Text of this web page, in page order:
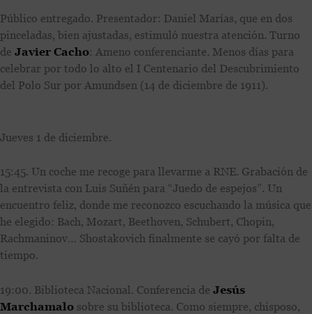
Público entregado. Presentador: Daniel Marías, que en dos
pinceladas, bien ajustadas, estimuló nuestra atención. Turno
de Javier Cacho: Ameno conferenciante. Menos días para
celebrar por todo lo alto el I Centenario del Descubrimiento
del Polo Sur por Amundsen (14 de diciembre de 1911).
Jueves 1 de diciembre.
15:45. Un coche me recoge para llevarme a RNE. Grabación de
la entrevista con Luis Suñén para “Juedo de espejos”. Un
encuentro feliz, donde me reconozco escuchando la música que
he elegido: Bach, Mozart, Beethoven, Schubert, Chopin,
Rachmaninov… Shostakovich finalmente se cayó por falta de
tiempo.
19:00. Biblioteca Nacional. Conferencia de Jesús
Marchamalo sobre su biblioteca. Como siempre, chisposo,